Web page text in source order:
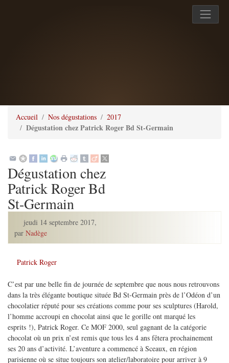
Accueil Nos dégustations 2017
Dégustation chez Patrick Roger Bd St-Germain
Dégustation chez
Patrick Roger Bd
St-Germain
jeudi 14 septembre 2017,
par Nadège
Patrick Roger
C’est par une belle fin de journée de septembre que nous nous retrouvons
dans la très élégante boutique située Bd St-Germain près de l’Odéon d’un
chocolatier réputé pour ses créations comme pour ses sculptures (Harold,
l’homme accroupi en chocolat ainsi que le gorille ont marqué les
esprits !), Patrick Roger. Ce MOF 2000, seul gagnant de la catégorie
chocolat où un prix n’est remis que tous les 4 ans fêtera prochainement
ses 20 ans d’activité. L’aventure a commencé à Sceaux, en région
parisienne où se situe toujours son atelier/laboratoire pour arriver à 9